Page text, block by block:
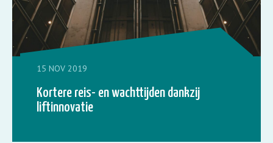
15 NOV 2019
Kortere reis- en wachttijden dankzij
liftinnovatie